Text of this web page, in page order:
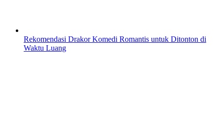
Rekomendasi Drakor Komedi Romantis untuk Ditonton di
Waktu Luang